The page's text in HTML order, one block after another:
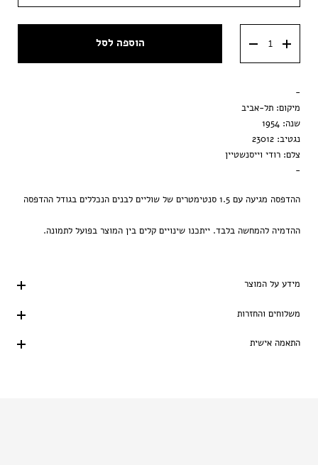
50x50 ס״מ
מסגרת וונגה
הדפסה בלבד
הוספה לסל
-
מיקום: תל-אביב
שנה: 1954
נגטיב: 23012
צלם: רודי וייסנשטיין
-
ההדפסה מגיעה עם 1.5 סנטימטרים של שוליים לבנים הנכללים בגודל ההדפסה
ההדמיה להמחשה בלבד. ייתכנו שינויים קלים בין המוצר בפועל לתמונה.
מידע על המוצר
משלוחים והחזרות
התאמה אישית